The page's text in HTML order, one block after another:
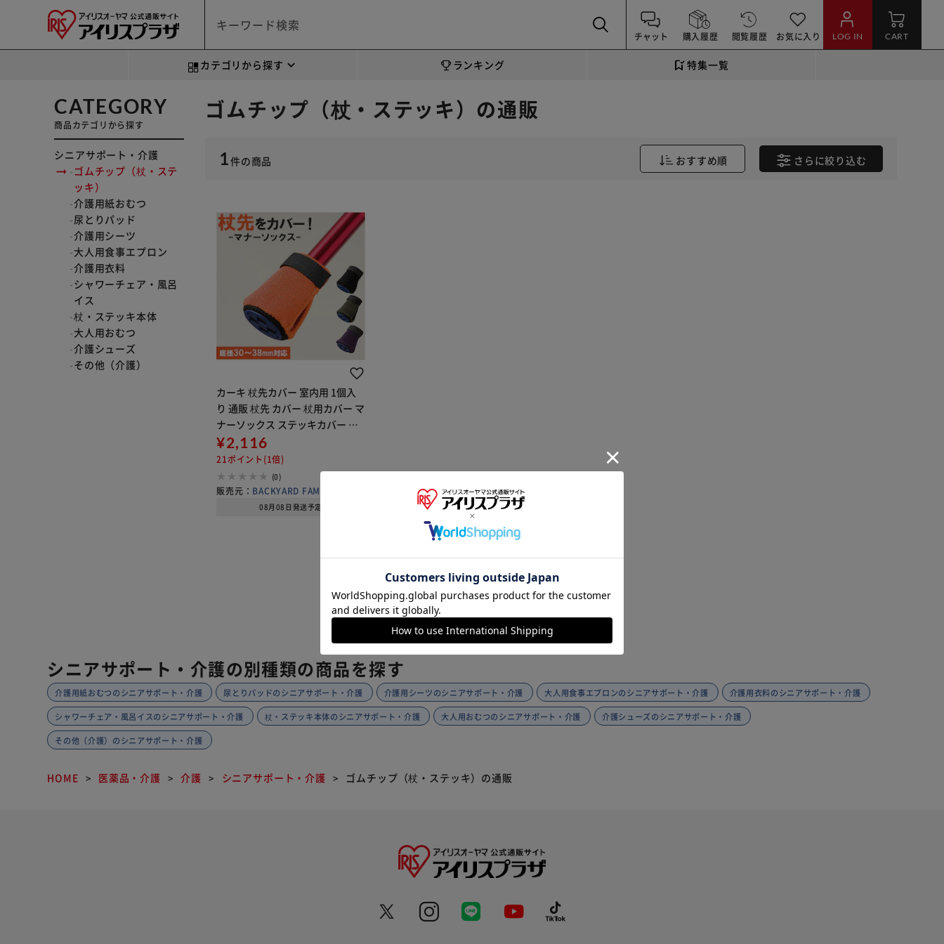
チャット 購入履歴 閲覧履歴 お気に入り LOG IN CART
カテゴリから探す ランキング 特集一覧
CATEGORY
商品カテゴリから探す
シニアサポート・介護
ゴムチップ（杖・ステ
ッキ）
介護用紙おむつ
尿とりパッド
介護用シーツ
大人用食事エプロン
介護用衣料
シャワーチェア・風呂
イス
杖・ステッキ本体
大人用おむつ
介護シューズ
その他（介護）
ゴムチップ（杖・ステッキ）の通販
1件の商品 おすすめ順 さらに絞り込む
カーキ 杖先カバー 室内用 1個入
り 通販 杖先 カバー 杖用カバー マ
ナーソックス ステッキカバー ス
テッキ 杖用 ステッキ用 滑り止め
すべり止め 装着簡単 簡単装着 シ
ンプル 無地 滑り止め付き
¥2,116
21ポイント(1倍)
(0)
販売元： BACKYARD FAMILY
08月08日発送予定
1
シニアサポート・介護の別種類の商品を探す
介護用紙おむつのシニアサポート・介護 尿とりパッドのシニアサポート・介護 介護用シーツのシニアサポート・介護 大人用食事エプロンのシニアサポート・介護 介護用衣料のシニアサポート・介護
シャワーチェア・風呂イスのシニアサポート・介護 杖・ステッキ本体のシニアサポート・介護 大人用おむつのシニアサポート・介護 介護シューズのシニアサポート・介護
その他（介護）のシニアサポート・介護
HOME 医薬品・介護 介護 シニアサポート・介護 ゴムチップ（杖・ステッキ）の通販
※ご確認ください